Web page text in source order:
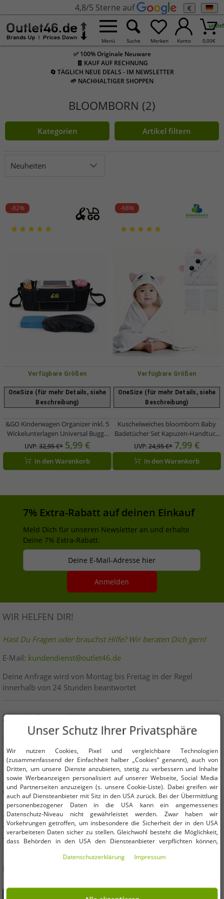
4,8/5 Sterne auf €
Menü Suche Merken Konto 0,00€
✅ 100% Originale Neuware
🧾 KAUF AUF RECHNUNG
🔄 TÄGLICH NEUE DEALS - IM NEWSLETTER
🌱 NACHHALTIGER SHOPPEN
BLOOMBORN (2)
Kategorien Artikel filtern
Neuheiten
-82%
Verfügbare Größen
OneSize (für mehr Details, siehe
Beschreibung)
&GO Kinderwagen Organizer inkl. 5
Wickelunterlagen Universal Buggy
Tasche mit transparentem
Smartphone-Fach Regenschutz
Getränkehalter & viel Stauraum
Schwarz
UVP:32,95 €* 5,99 €
In den Warenkorb
-68%
Verfügbare Größen
OneSize (für mehr Details, siehe
Beschreibung)
Kuschelweiches bloomborn Baby
Badetücher Set Kapuzen-Handtuch
mit Katzenmotiv inkl. 2x
Waschhandschuh Baumwoll-
Badetuch 75 x 75cm Weiß
UVP:24,95 €* 7,99 €
In den Warenkorb
7% Extra-Rabatt auf deinen Einkauf
Meld Dich für unseren Newsletter an und erhalte
Deine 7% Extra-Rabatt.
Deine E-Mail-Adresse hier
Anmelden
WIR HELFEN DIR!
Hast Du Fragen oder brauchst Hilfe? Wir beraten Dich gern!
E-Mail: kundendienst@outlet46.de
Deine Anfrage wird von Montag bis Freitag in der Regel
innerhalb von 24 Stunden beantwortet
SICHER EINKAUFEN
VORTEILE
KAUF AUF RECHNUNG
100 Tage Rückgaberecht
Versandkostenfrei ab 49 € (DE)
DU FINDEST UNS AUCH AUF
Unser Schutz Ihrer Privatsphäre
Wir nutzen Cookies, Pixel und vergleichbare Technologien
(zusammenfassend der Einfachheit halber „Cookies“ genannt), auch von
Dritten, um unsere Dienste anzubieten, stetig zu verbessern und Inhalte
sowie Werbeanzeigen personalisiert auf unserer Webseite, Social Media
und Partnerseiten anzuzeigen (s. unsere Cookie-Liste). Dabei greifen wir
auch auf Diensteanbieter mit Sitz in den USA zurück. Bei der Übermittlung
personenbezogener Daten in die USA kann ein angemessenes
Datenschutz-Niveau nicht gewährleistet werden. Zwar haben wir
Vorkehrungen getroffen, um insbesondere die Sicherheit der in den USA
verarbeiteten Daten sicher zu stellen. Gleichwohl besteht die Möglichkeit,
dass Behörden in den USA den Diensteanbieter verpflichten können,
im Einzelfall auf Basis entsprechender US-Gesetzgebung, ein wirksamer
Zugriff informiert wirst. Mit Deiner Einwilligung gem. Art. 49 Abs. 1 lit. a
DSGVO erklärst Du Dich in die Übermittlung in die USA für einverstanden
Daten­schutz­erklärung Impressum